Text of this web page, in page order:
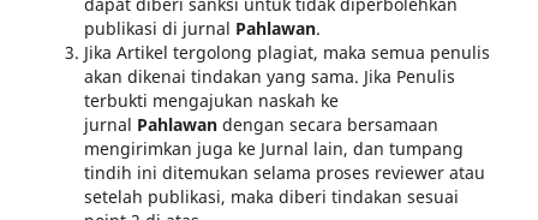
publikasi di jurnal Pahlawan.
Jika Artikel tergolong plagiat, maka semua penulis
akan dikenai tindakan yang sama. Jika Penulis
terbukti mengajukan naskah ke
jurnal Pahlawandengan secara bersamaan
mengirimkan juga ke Jurnal lain, dan tumpang
tindih ini ditemukan selama proses reviewer atau
setelah publikasi, maka diberi tindakan sesuai